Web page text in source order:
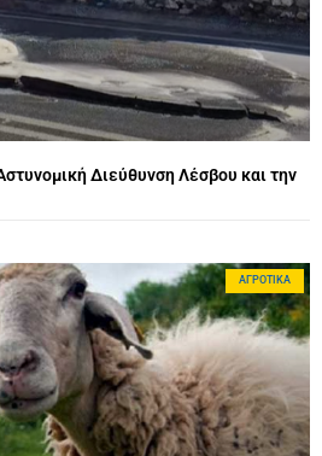
Διεύθυνση Λέσβου και την
ΑΓΡΟΤΙΚΆ